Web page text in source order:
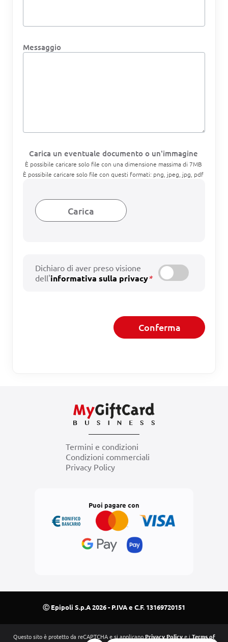
Messaggio
Carica un eventuale documento o un'immagine
È possibile caricare solo file con una dimensione massima di 7MB
È possibile caricare solo file con questi formati: png, jpeg, jpg, pdf
Carica
Dichiaro di aver preso visione
dell'informativa sulla privacy*
Termini e condizioni
Condizioni commerciali
Privacy Policy
Puoi pagare con
Ⓒ Epipoli S.p.A 2026 - P.IVA e C.F. 13169720151
Questo sito è protetto da reCAPTCHA e si applicanoPrivacy Policye i Terms of